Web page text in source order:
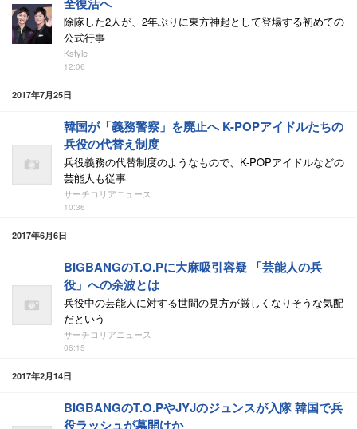
除隊した2人が、2年ぶりに東方神起として登場する初めての
公式行事
Kstyle
12:06
2017年7月25日
韓国が「義務警察」を廃止へ K-POPアイドルたちの
兵役の代替え制度
兵役義務の代替制度のようなもので、K-POPアイドルなどの
芸能人も従事
サーチコリアニュース
10:36
2017年6月6日
BIGBANGのT.O.Pに大麻吸引容疑 「芸能人の兵
役」への余波とは
兵役中の芸能人に対する世間の見方が厳しくなりそうな気配
だという
サーチコリアニュース
06:15
2017年2月14日
BIGBANGのT.O.PやJYJのジュンスが入隊 韓国で兵
役ラッシュが幕開けか